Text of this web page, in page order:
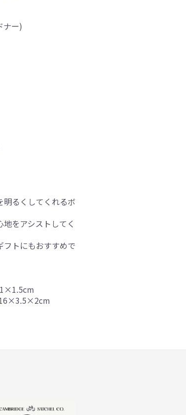
ナー)
明るくしてくれるボ
をアシストしてく
フトにもおすすめで